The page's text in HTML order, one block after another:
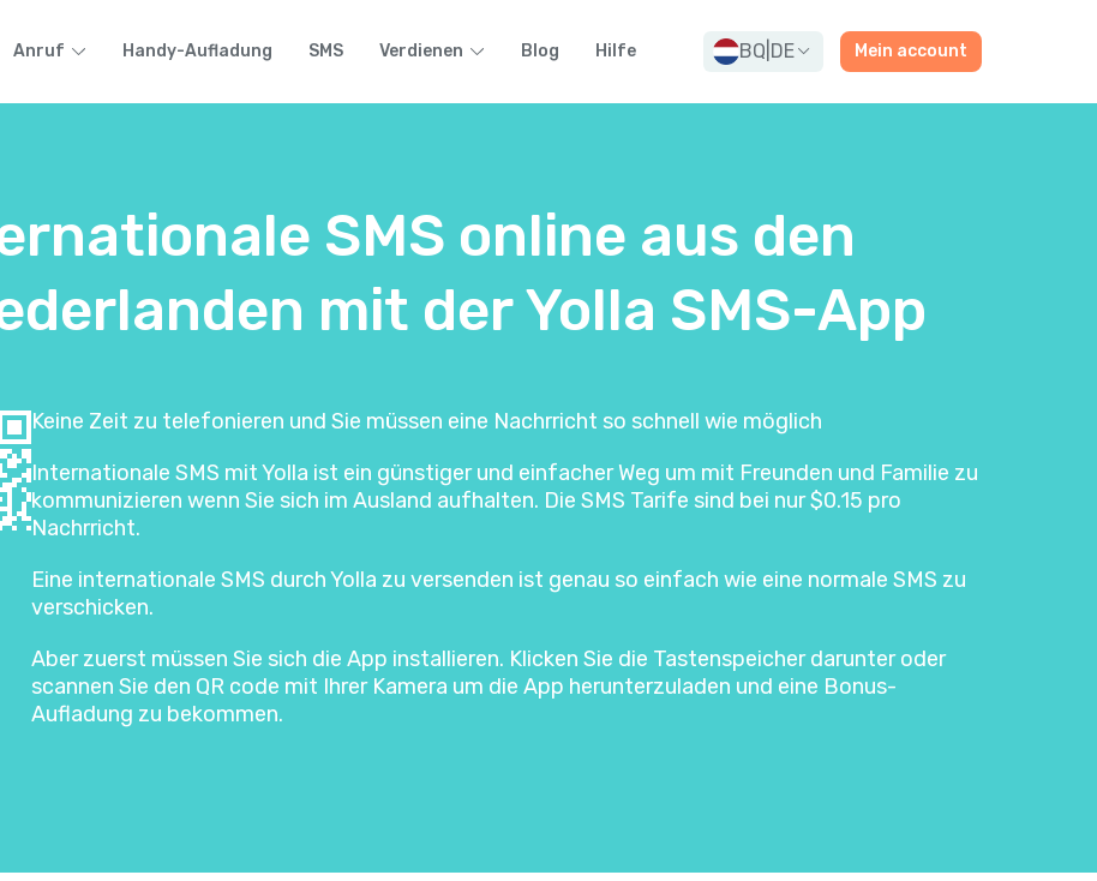
Anruf Handy-Aufladung SMS Verdienen Blog Hilfe BQ DE Mein account
SMS online aus den
mit der Yolla SMS-App
Keine Zeit zu telefonieren und Sie müssen eine Nachrricht so schnell wie möglich
Internationale SMS mit Yolla ist ein günstiger und einfacher Weg um mit Freunden und Familie zu
kommunizieren wenn Sie sich im Ausland aufhalten. Die SMS Tarife sind bei nur $0.15 pro
Nachrricht.
Eine internationale SMS durch Yolla zu versenden ist genau so einfach wie eine normale SMS zu
verschicken.
Aber zuerst müssen Sie sich die App installieren. Klicken Sie die Tastenspeicher darunter oder
scannen Sie den QR code mit Ihrer Kamera um die App herunterzuladen und eine Bonus-
Aufladung zu bekommen.